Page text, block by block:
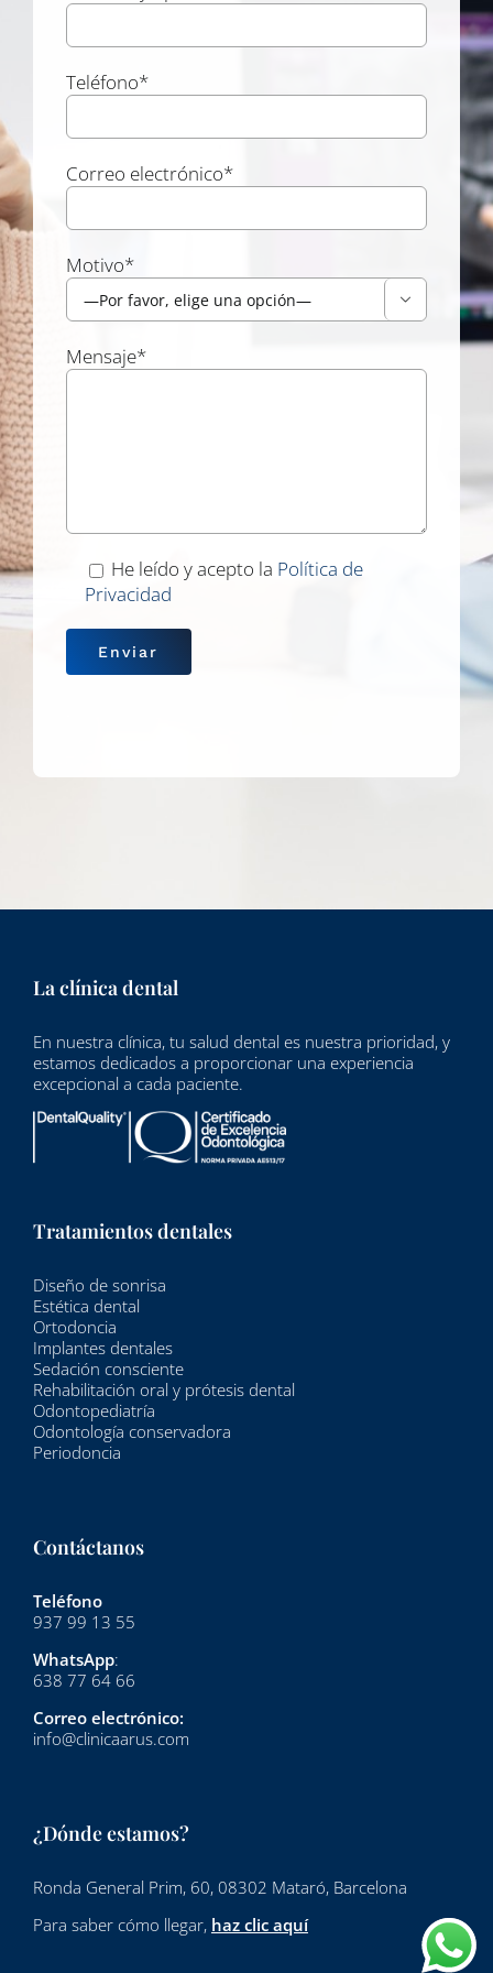
Teléfono*
Correo electrónico*
Motivo*

Mensaje*
He leído y acepto la Política de
Privacidad
La clínica dental
En nuestra clínica, tu salud dental es nuestra prioridad, y
estamos dedicados a proporcionar una experiencia
excepcional a cada paciente.
Tratamientos dentales
Diseño de sonrisa
Estética dental
Ortodoncia
Implantes dentales
Sedación consciente
Rehabilitación oral y prótesis dental
Odontopediatría
Odontología conservadora
Periodoncia
Contáctanos
Teléfono
937 99 13 55
WhatsApp:
638 77 64 66
Correo electrónico:
info@clinicaarus.com
¿Dónde estamos?
Ronda General Prim, 60, 08302 Mataró, Barcelona
Para saber cómo llegar, haz clic aquí